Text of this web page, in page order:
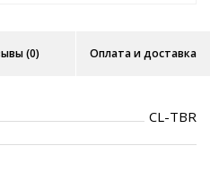
(0) Оплата и доставка
CL-TBR